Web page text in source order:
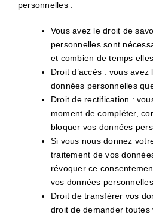
personnelles :
Vous avez le droit de
personnelles sont
et combien de temps
Droit d’accès : vous
données personnelles
Droit de rectification :
moment de compléter,
bloquer vos données
Si vous nous donnez
traitement de vos
révoquer ce
vos données personnelles.
Droit de transférer vos
droit de demander toutes